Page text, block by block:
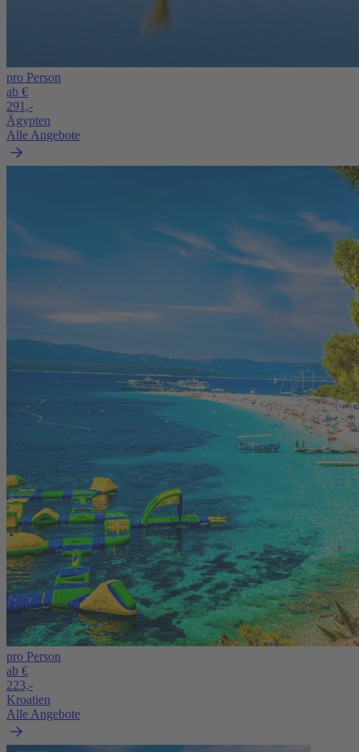
pro Person
ab €
291,-
Ägypten
Alle Angebote
pro Person
ab €
223,-
Kroatien
Alle Angebote